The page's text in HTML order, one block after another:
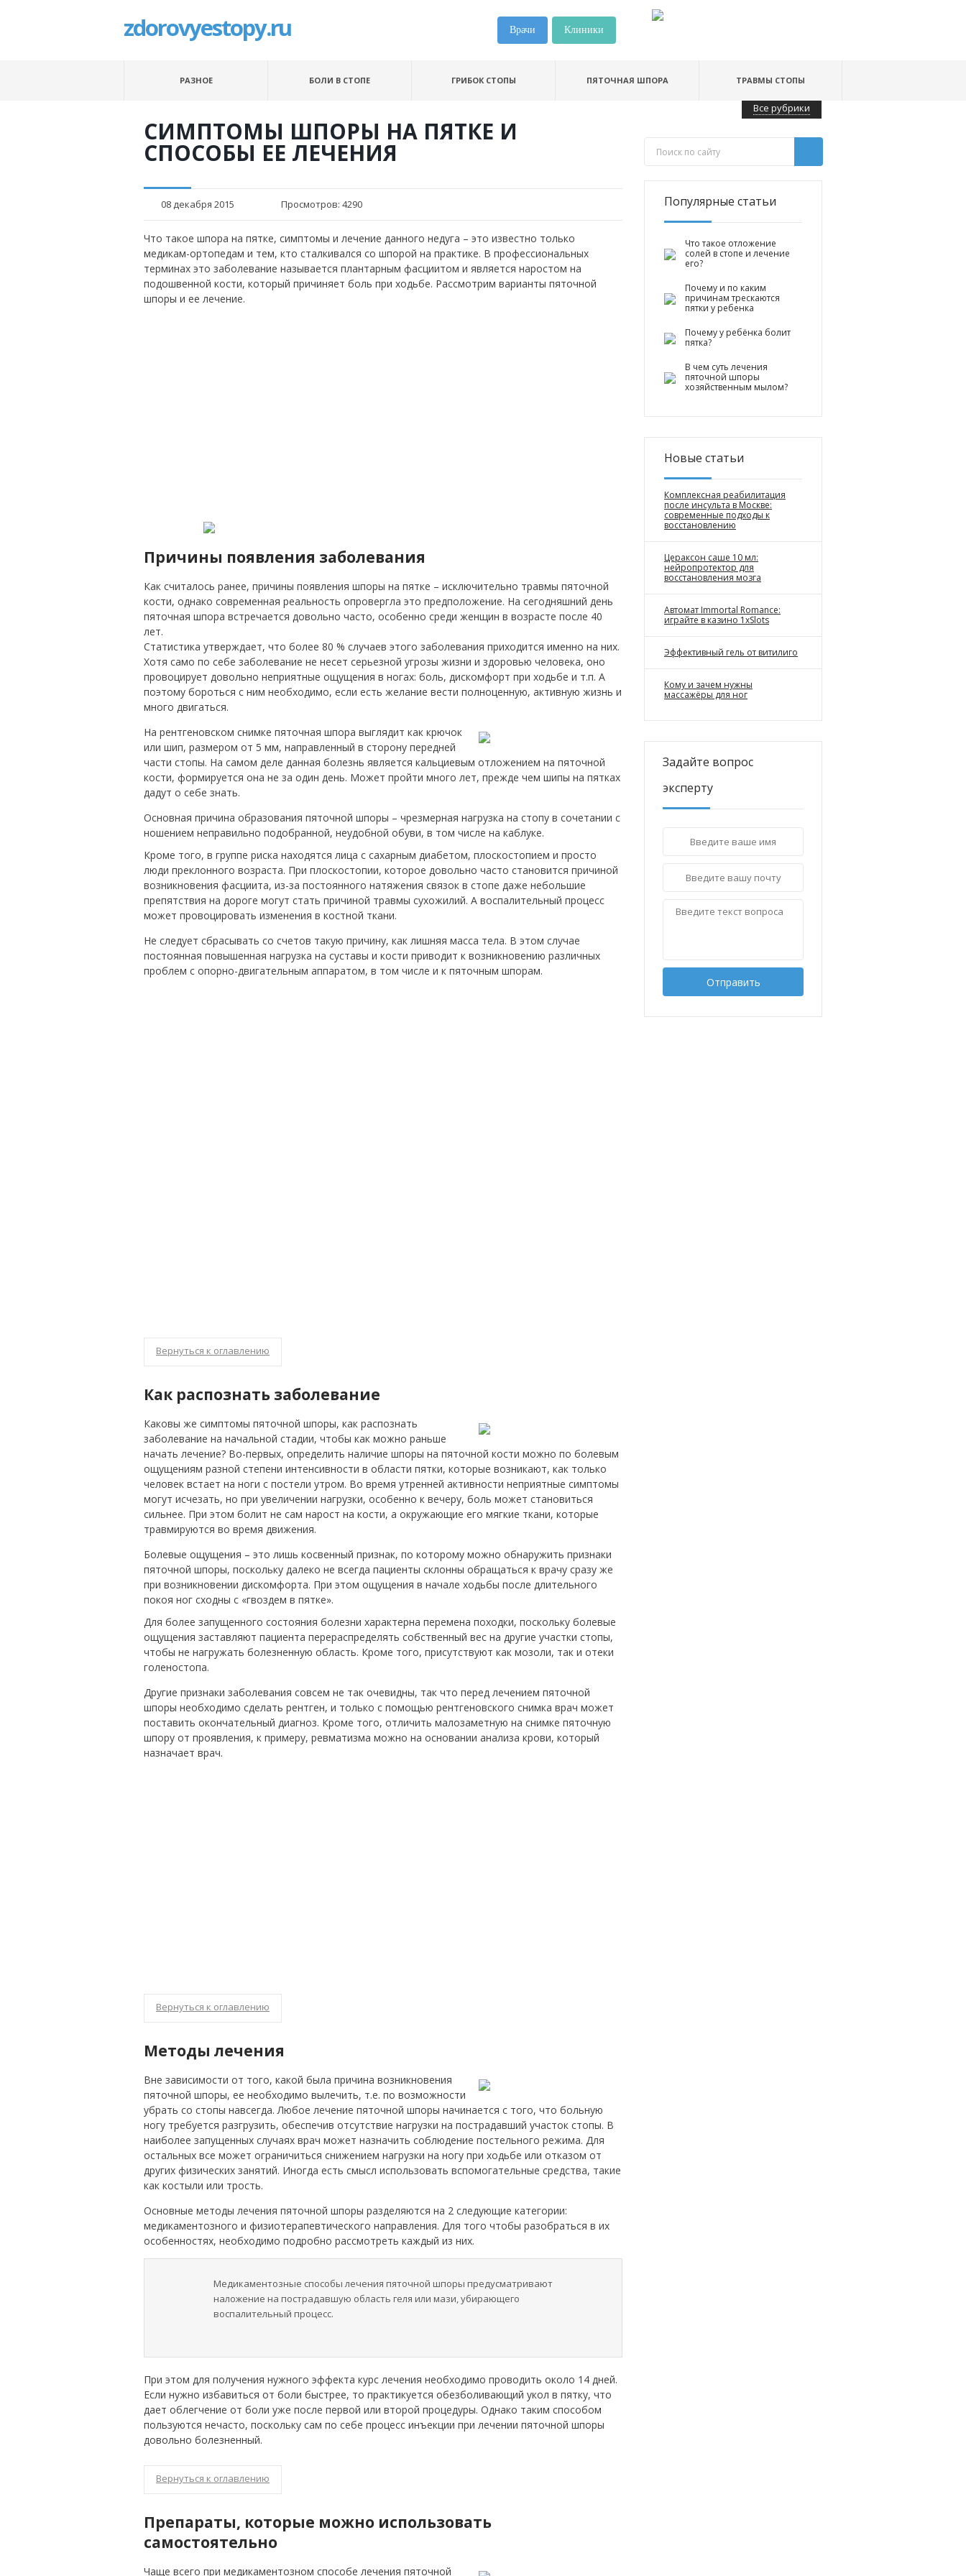
zdorovyestopy.ru Клиники
Врачи
РАЗНОЕ БОЛИ В СТОПЕ ГРИБОК СТОПЫ ПЯТОЧНАЯ ШПОРА ТРАВМЫ СТОПЫ
Все рубрики
СИМПТОМЫ ШПОРЫ НА ПЯТКЕ И
СПОСОБЫ ЕЕ ЛЕЧЕНИЯ
08 декабря 2015 Просмотров: 4290
Что такое шпора на пятке, симптомы и лечение данного недуга – это известно только
медикам-ортопедам и тем, кто сталкивался со шпорой на практике. В профессиональных
терминах это заболевание называется плантарным фасциитом и является наростом на
подошвенной кости, который причиняет боль при ходьбе. Рассмотрим варианты пяточной
шпоры и ее лечение.
Причины появления заболевания
Как считалось ранее, причины появления шпоры на пятке – исключительно травмы пяточной
кости, однако современная реальность опровергла это предположение. На сегодняшний день
пяточная шпора встречается довольно часто, особенно среди женщин в возрасте после 40
лет.
Статистика утверждает, что более 80 % случаев этого заболевания приходится именно на них.
Хотя само по себе заболевание не несет серьезной угрозы жизни и здоровью человека, оно
провоцирует довольно неприятные ощущения в ногах: боль, дискомфорт при ходьбе и т.п. А
поэтому бороться с ним необходимо, если есть желание вести полноценную, активную жизнь и
много двигаться.
На рентгеновском снимке пяточная шпора выглядит как крючок
или шип, размером от 5 мм, направленный в сторону передней
части стопы. На самом деле данная болезнь является кальциевым отложением на пяточной
кости, формируется она не за один день. Может пройти много лет, прежде чем шипы на пятках
дадут о себе знать.
Основная причина образования пяточной шпоры – чрезмерная нагрузка на стопу в сочетании с
ношением неправильно подобранной, неудобной обуви, в том числе на каблуке.
Кроме того, в группе риска находятся лица с сахарным диабетом, плоскостопием и просто
люди преклонного возраста. При плоскостопии, которое довольно часто становится причиной
возникновения фасциита, из-за постоянного натяжения связок в стопе даже небольшие
препятствия на дороге могут стать причиной травмы сухожилий. А воспалительный процесс
может провоцировать изменения в костной ткани.
Не следует сбрасывать со счетов такую причину, как лишняя масса тела. В этом случае
постоянная повышенная нагрузка на суставы и кости приводит к возникновению различных
проблем с опорно-двигательным аппаратом, в том числе и к пяточным шпорам.
Вернуться к оглавлению
Как распознать заболевание
Каковы же симптомы пяточной шпоры, как распознать
заболевание на начальной стадии, чтобы как можно раньше
начать лечение? Во-первых, определить наличие шпоры на пяточной кости можно по болевым
ощущениям разной степени интенсивности в области пятки, которые возникают, как только
человек встает на ноги с постели утром. Во время утренней активности неприятные симптомы
могут исчезать, но при увеличении нагрузки, особенно к вечеру, боль может становиться
сильнее. При этом болит не сам нарост на кости, а окружающие его мягкие ткани, которые
травмируются во время движения.
Болевые ощущения – это лишь косвенный признак, по которому можно обнаружить признаки
пяточной шпоры, поскольку далеко не всегда пациенты склонны обращаться к врачу сразу же
при возникновении дискомфорта. При этом ощущения в начале ходьбы после длительного
покоя ног сходны с «гвоздем в пятке».
Для более запущенного состояния болезни характерна перемена походки, поскольку болевые
ощущения заставляют пациента перераспределять собственный вес на другие участки стопы,
чтобы не нагружать болезненную область. Кроме того, присутствуют как мозоли, так и отеки
голеностопа.
Другие признаки заболевания совсем не так очевидны, так что перед лечением пяточной
шпоры необходимо сделать рентген, и только с помощью рентгеновского снимка врач может
поставить окончательный диагноз. Кроме того, отличить малозаметную на снимке пяточную
шпору от проявления, к примеру, ревматизма можно на основании анализа крови, который
назначает врач.
Вернуться к оглавлению
Методы лечения
Вне зависимости от того, какой была причина возникновения
пяточной шпоры, ее необходимо вылечить, т.е. по возможности
убрать со стопы навсегда. Любое лечение пяточной шпоры начинается с того, что больную
ногу требуется разгрузить, обеспечив отсутствие нагрузки на пострадавший участок стопы. В
наиболее запущенных случаях врач может назначить соблюдение постельного режима. Для
остальных все может ограничиться снижением нагрузки на ногу при ходьбе или отказом от
других физических занятий. Иногда есть смысл использовать вспомогательные средства, такие
как костыли или трость.
Основные методы лечения пяточной шпоры разделяются на 2 следующие категории:
медикаментозного и физиотерапевтического направления. Для того чтобы разобраться в их
особенностях, необходимо подробно рассмотреть каждый из них.
Медикаментозные способы лечения пяточной шпоры предусматривают
наложение на пострадавшую область геля или мази, убирающего
воспалительный процесс.
При этом для получения нужного эффекта курс лечения необходимо проводить около 14 дней.
Если нужно избавиться от боли быстрее, то практикуется обезболивающий укол в пятку, что
дает облегчение от боли уже после первой или второй процедуры. Однако таким способом
пользуются нечасто, поскольку сам по себе процесс инъекции при лечении пяточной шпоры
довольно болезненный.
Вернуться к оглавлению
Препараты, которые можно использовать
самостоятельно
Чаще всего при медикаментозном способе лечения пяточной
Популярные статьи
Что такое отложение
солей в стопе и лечение
его?
Почему и по каким
причинам трескаются
пятки у ребенка
Почему у ребёнка болит
пятка?
В чем суть лечения
пяточной шпоры
хозяйственным мылом?
Новые статьи
Комплексная реабилитация
после инсульта в Москве:
современные подходы к
восстановлению
Цераксон саше 10 мл:
нейропротектор для
восстановления мозга
Автомат Immortal Romance:
играйте в казино 1xSlots
Эффективный гель от витилиго
Кому и зачем нужны
массажёры для ног
Задайте вопрос
эксперту